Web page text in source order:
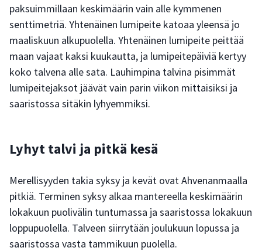
paksuimmillaan keskimäärin vain alle kymmenen
senttimetriä. Yhtenäinen lumipeite katoaa yleensä jo
maaliskuun alkupuolella. Yhtenäinen lumipeite peittää
maan vajaat kaksi kuukautta, ja lumipeitepäiviä kertyy
koko talvena alle sata. Lauhimpina talvina pisimmät
lumipeitejaksot jäävät vain parin viikon mittaisiksi ja
saaristossa sitäkin lyhyemmiksi.
Lyhyt talvi ja pitkä kesä
Merellisyyden takia syksy ja kevät ovat Ahvenanmaalla
pitkiä. Terminen syksy alkaa mantereella keskimäärin
lokakuun puolivälin tuntumassa ja saaristossa lokakuun
loppupuolella. Talveen siirrytään joulukuun lopussa ja
saaristossa vasta tammikuun puolella.